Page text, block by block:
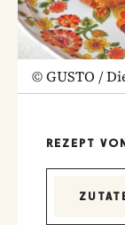
©GUSTO /
REZEPT
Die
unserer